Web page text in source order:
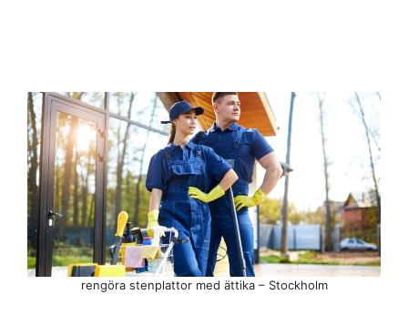
rengöra stenplattor med ättika – Stockholm